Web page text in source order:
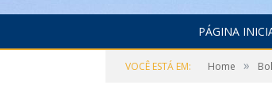
PÁGINA
VOCÊ ESTÁ EM: Home »